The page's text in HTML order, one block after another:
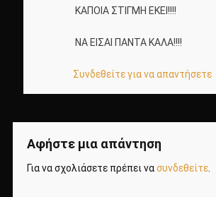
ΚΑΠΟΙΑ ΣΤΙΓΜΗ ΕΚΕΙ!!!!
ΝΑ ΕΙΣΑΙ ΠΑΝΤΑ ΚΑΛΑ!!!!
Συνδεθείτε για να απαντήσετε
Αφήστε μια απάντηση
Για να σχολιάσετε πρέπει νασυνδεθείτε.